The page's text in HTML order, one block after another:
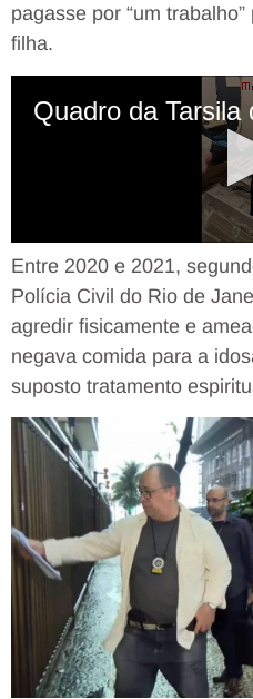
pagasse por “um
filha.
Entre 2020 e 2021,
Polícia Civil do Rio de
agredir fisicamente e
negava comida para a
suposto tratamento